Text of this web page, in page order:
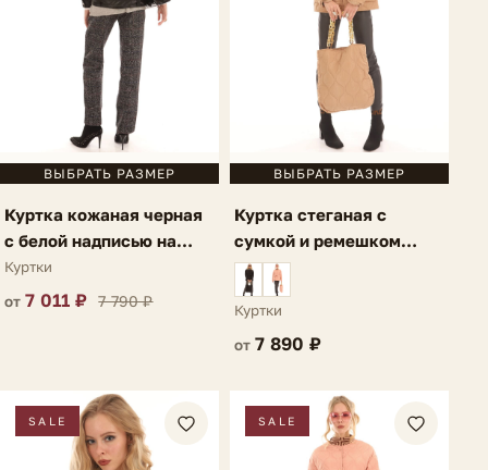
ВЫБРАТЬ РАЗМЕР
Куртка кожаная черная
с белой надписью на
спине Lauria
Куртки
от 7 011 ₽ 7 790 ₽
ВЫБРАТЬ РАЗМЕР
Куртка стеганая с
сумкой и ремешком
светло-коричневая
Lauria
Куртки
от7 890 ₽
SALE SALE